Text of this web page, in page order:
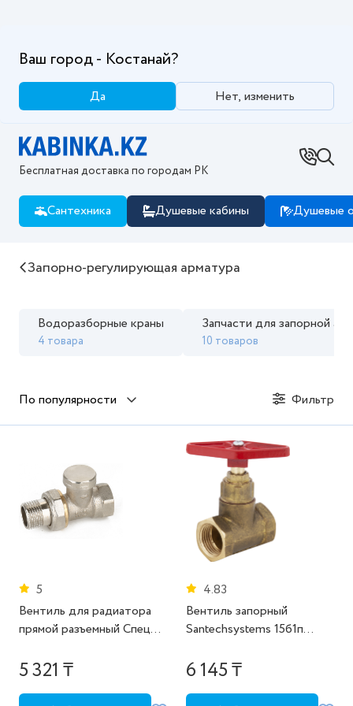
Ваш город - Костанай?
Да Нет, изменить
Бесплатная доставка по городам РК
Сантехника Душевые кабины Душевые
Купить Запорно-регулирующая арматура в
Запорно-регулирующая арматура
Водоразборные краны
4 товара
Запчасти для запорной
10 товаров
По популярности Фильтр
5
Вентиль для радиатора
прямой разъемный Спец
5 321 ₸
4.83
Вентиль запорный
Santechsystems 15б1п
барашек латунь
6 145 ₸